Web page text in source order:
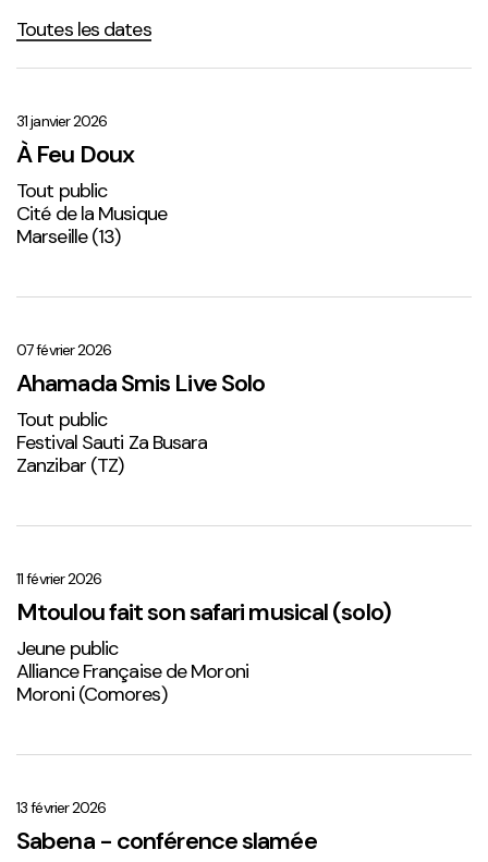
Toutes les dates
Doux
31 janvier 2026
À Feu Doux
Tout public
Cité de la Musique
Marseille (13)
Live
Solo
1
07 février 2026
Ahamada Smis Live Solo
Tout public
Festival Sauti Za Busara
Zanzibar (TZ)
son
safari
musical
(solo)
11 février 2026
Mtoulou fait son safari musical (solo)
Jeune public
Alliance Française de Moroni
Moroni (Comores)
conférence
slamée
13 février 2026
Sabena - conférence slamée